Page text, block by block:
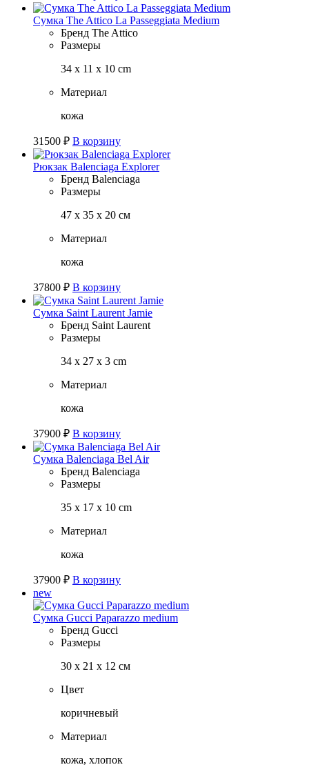
Сумка The Attico La Passeggiata Medium
Бренд The Attico
Размеры
34 x 11 x 10 cm
Материал
кожа
31500 ₽ В корзину
Рюкзак Balenciaga Explorer
Бренд Balenciaga
Размеры
47 х 35 х 20 см
Материал
кожа
37800 ₽ В корзину
Cумка Saint Laurent Jamie
Бренд Saint Laurent
Размеры
34 х 27 х 3 cm
Материал
кожа
37900 ₽ В корзину
Сумка Balenciaga Bel Air
Бренд Balenciaga
Размеры
35 х 17 х 10 cm
Материал
кожа
37900 ₽ В корзину
new
Сумка Gucci Paparazzo medium
Бренд Gucci
Размеры
30 х 21 х 12 см
Цвет
коричневый
Материал
кожа, хлопок